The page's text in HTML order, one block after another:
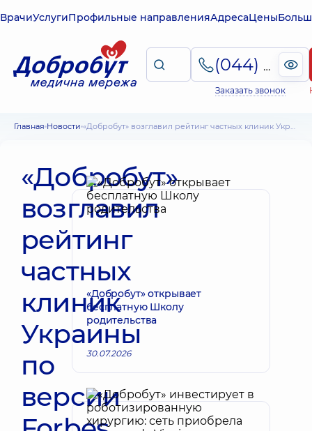
ВрачиУслугиПрофильные направленияАдресаЦены
(044) 495-2-888
Заказать звонок
Главная Новости «Добробут» возглавил рейтинг частных клиник Украины по версии Forbes
«Добробут»
возглавил
рейтинг
частных
клиник
Украины
по
версии
«Добробут» открывает
бесплатную Школу
родительства
30.07.2026